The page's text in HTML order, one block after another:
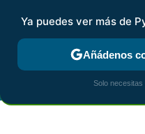
FISCALIDAD Y
Ya puedes ver más de
Añádenos
Solo necesitas